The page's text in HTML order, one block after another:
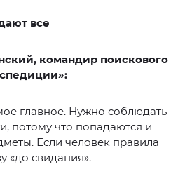
все
командир поискового
главное. Нужно соблюдать
потому что попадаются и
Если человек правила
«до свидания».